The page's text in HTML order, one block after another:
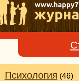
Психология (46)